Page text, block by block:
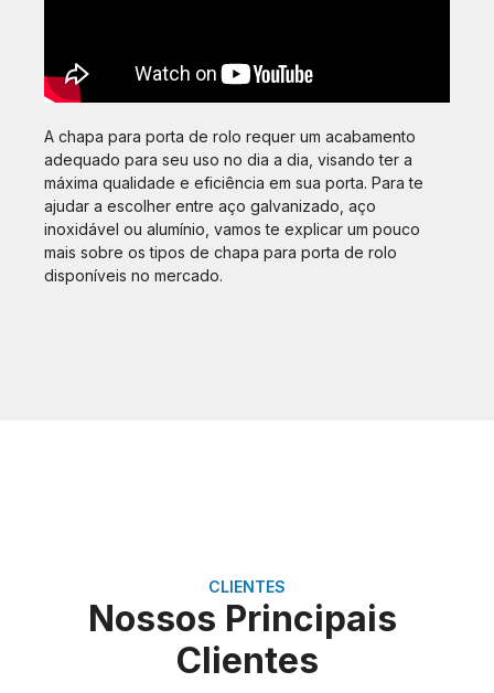
A chapa para porta de rolo requer um acabamento
adequado para seu uso no dia a dia, visando ter a
máxima qualidade e eficiência em sua porta. Para te
ajudar a escolher entre aço galvanizado, aço
inoxidável ou alumínio, vamos te explicar um pouco
mais sobre os tipos de chapa para porta de rolo
disponíveis no mercado.
CLIENTES
Nossos Principais
Clientes